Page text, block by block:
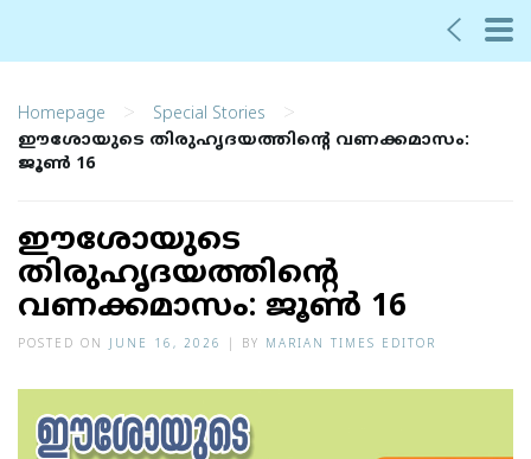
Homepage > Special Stories >
ഈശോയുടെ തിരുഹൃദയത്തിന്റെ വണക്കമാസം:
ജൂണ്‍ 16
ഈശോയുടെ
തിരുഹൃദയത്തിന്റെ
വണക്കമാസം: ജൂണ്‍ 16
POSTED ON JUNE 16, 2026 BY MARIAN TIMES EDITOR